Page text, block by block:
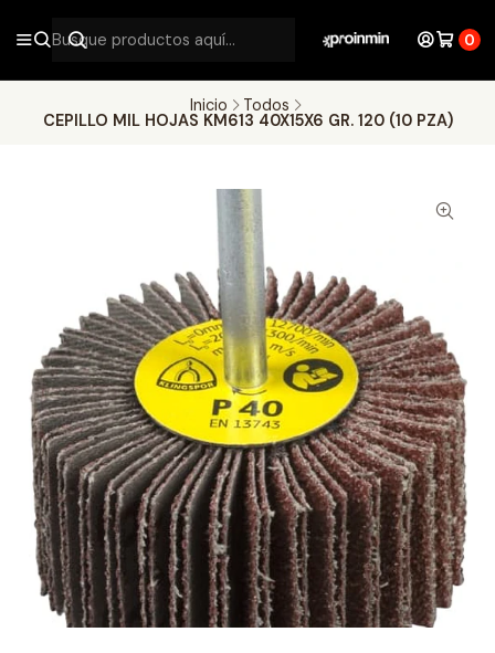
0
Inicio
Todos
CEPILLO MIL HOJAS KM613 40X15X6 GR. 120 (10 PZA)